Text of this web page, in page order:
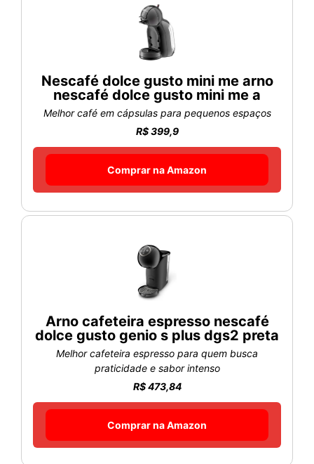
Nescafé dolce gusto mini me arno
nescafé dolce gusto mini me a
Melhor café em cápsulas para pequenos espaços
R$ 399,9
Comprar na Amazon
Arno cafeteira espresso nescafé
dolce gusto genio s plus dgs2 preta
Melhor cafeteira espresso para quem busca
praticidade e sabor intenso
R$ 473,84
Comprar na Amazon